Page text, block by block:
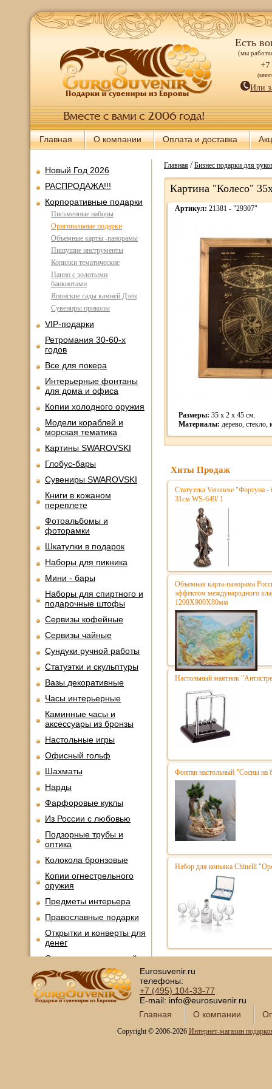
Есть
(мы
+7
Или
Главная О компании Оплата и доставка
Новый Год 2026
РАСПРОДАЖА!!!
Корпоративные подарки
Письменные наборы
Оригинальные подарки
Объемные карты -панорамы
Пишущие инструменты
Копилки тематические
Панно с золотыми
банкнотами
Японские сады камней Дзен
Сувениры приколы
VIP-подарки
Ретромания 30-60-х
годов
Все для покера
Интерьерные фонтаны
для дома и офиса
Копии холодного оружия
Модели кораблей и
морская тематика
Картины SWAROVSKI
Глобус-бары
Сувениры SWAROVSKI
Книги в кожаном
переплете
Фотоальбомы и
фоторамки
Шкатулки в подарок
Наборы для пикника
Мини - бары
Наборы для спиртного и
подарочные штофы
Сервизы кофейные
Сервизы чайные
Сундуки ручной работы
Статуэтки и скульптуры
Вазы декоративные
Часы интерьерные
Каминные часы и
аксессуары из бронзы
Настольные игры
Офисный гольф
Шахматы
Нарды
Фарфоровые куклы
Из России с любовью
Подзорные трубы и
оптика
Колокола бронзовые
Копии огнестрельного
оружия
Предметы интерьера
Православные подарки
Открытки и конверты для
денег
Сувениры курительной
тематики
Новинки месяца
Главная/Бизнес подарки для
Картина "Колесо"
Артикул: 21381 - "29307"
Размеры: 35 x 2 x 45 cм.
Материалы: дерево, стекло,
Хиты Продаж
Статуэтка Veronese "Фортуна
31см WS-649/ 1
Объемная карта-панорама
эффектом международного
1200Х900Х80мм
Настольный маятник
Фонтан настольный "Сосны на
Набор для коньяка Chinelli
Eurosuvenir.ru
телефоны:
+7 (495) 104-33-77
E-mail: info@eurosuvenir.ru
Главная
О компании
Copyright © 2006-2026 Интернет-магазин